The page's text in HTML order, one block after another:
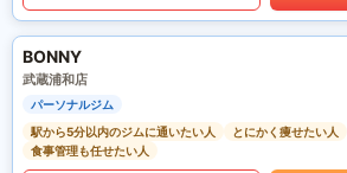
BONNY
武蔵浦和店
パーソナルジム
駅から5分以内のジムに通いたい人
とにかく痩せたい人
食事管理も任せたい人